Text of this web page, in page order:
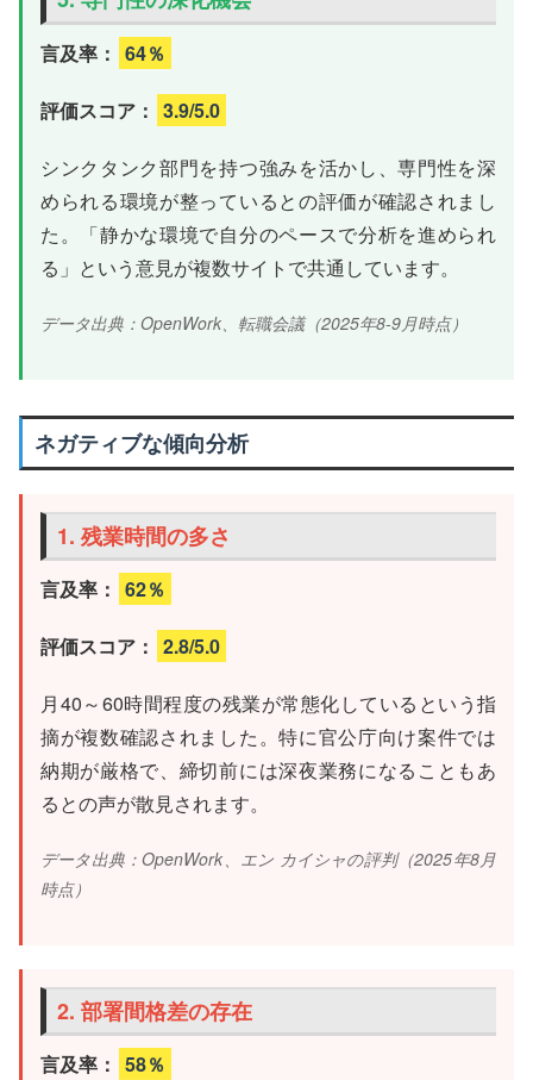
言及率： 64％
評価スコア： 3.9/5.0
シンクタンク部門を持つ強みを活かし、専門性を深
められる環境が整っているとの評価が確認されまし
た。「静かな環境で自分のペースで分析を進められ
る」という意見が複数サイトで共通しています。
データ出典：OpenWork、転職会議（2025年8-9月時点）
ネガティブな傾向分析
1. 残業時間の多さ
言及率： 62％
評価スコア： 2.8/5.0
月40～60時間程度の残業が常態化しているという指
摘が複数確認されました。特に官公庁向け案件では
納期が厳格で、締切前には深夜業務になることもあ
るとの声が散見されます。
データ出典：OpenWork、エン カイシャの評判（2025年8月
時点）
2. 部署間格差の存在
言及率： 58％